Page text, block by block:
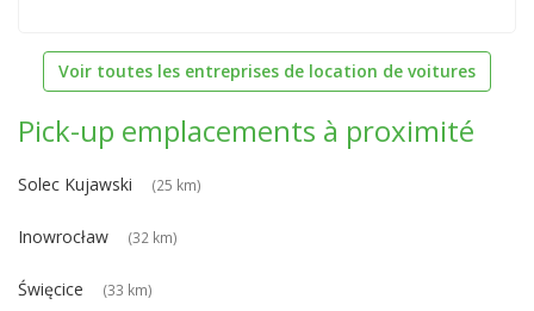
Voir toutes les entreprises de location de voitures
Pick-up emplacements à proximité
Solec Kujawski (25 km)
Inowrocław (32 km)
Święcice (33 km)